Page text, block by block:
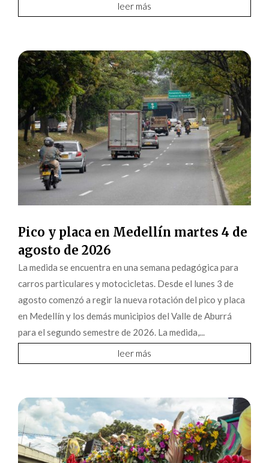
leer más
Pico y placa en Medellín martes 4 de
agosto de 2026
La medida se encuentra en una semana pedagógica para
carros particulares y motocicletas. Desde el lunes 3 de
agosto comenzó a regir la nueva rotación del pico y placa
en Medellín y los demás municipios del Valle de Aburrá
para el segundo semestre de 2026. La medida,...
leer más